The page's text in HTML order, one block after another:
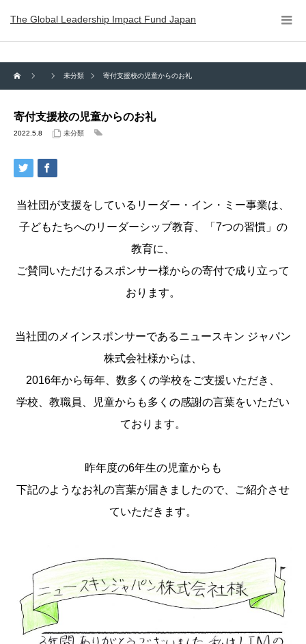
The Global Leadership Impact Fund Japan
未分類 寄付支援校の児童からのお礼
寄付支援校の児童からのお礼
2022.5.8 未分類
当社団が支援をしているリーダー・イン・ミー事業は、
子どもたちへのリーダーシップ教育、「7つの習慣」の
教育に、
ご賛同いただけるスポンサー様からの寄付で成り立って
おります。
当社団のメインスポンサーであるニュースキン ジャパン
株式会社様からは、
2016年から毎年、数多くの学校をご支援いただき、
学校、教職員、児童からも多くの感謝の言葉をいただい
ております。
昨年度の6年生の児童からも
下記のようなお礼の言葉が届きましたので、ご紹介させ
ていただきます。